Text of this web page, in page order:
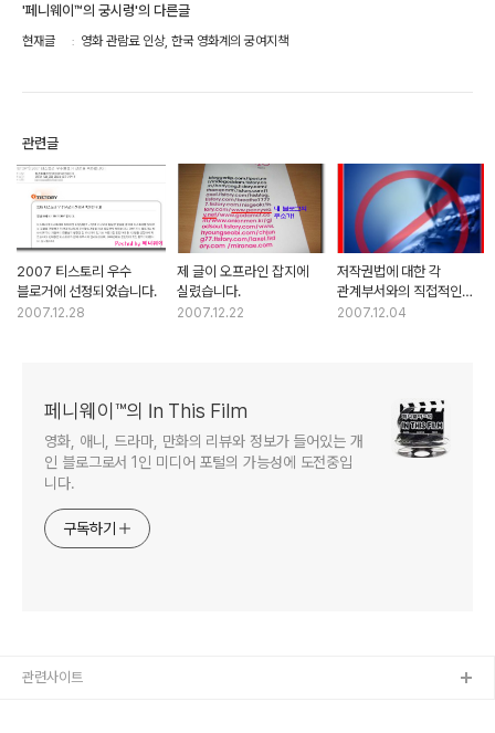
'페니웨이™의 궁시렁'의 다른글
현재글 영화 관람료 인상, 한국 영화계의 궁여지책
관련글
2007 티스토리 우수
블로거에 선정되었습니다.
2007.12.28
제 글이 오프라인 잡지에
실렸습니다.
2007.12.22
저작권법에 대한 각
관계부서와의 직접적인
통화내용
2007.12.04
페니웨이™의 In This Film
영화, 애니, 드라마, 만화의 리뷰와 정보가 들어있는 개
인 블로그로서 1인 미디어 포털의 가능성에 도전중입
니다.
구독하기
관련사이트